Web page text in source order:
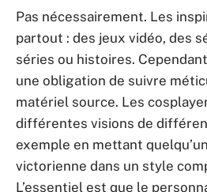
Pas nécessairement. Les
partout : des jeux vidéo, des
séries ou histoires.
une obligation de suivre
matériel source. Les
différentes visions de
exemple en mettant
victorienne dans un style
L’essentiel est que le